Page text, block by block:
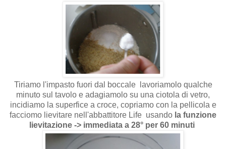
Tiriamo l'impasto fuori dal boccale lavoriamolo qualche
minuto sul tavolo e adagiamolo su una ciotola di vetro,
incidiamo la superfice a croce, copriamo con la pellicola e
facciomo lievitare nell'abbattitore Life usando la funzione
lievitazione -> immediata a 28° per 60 minuti